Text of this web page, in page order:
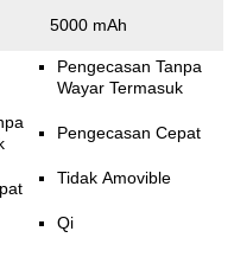
5000 mAh
Pengecasan Tanpa
Wayar Termasuk
Pengecasan Cepat
Tidak Amovible
Qi